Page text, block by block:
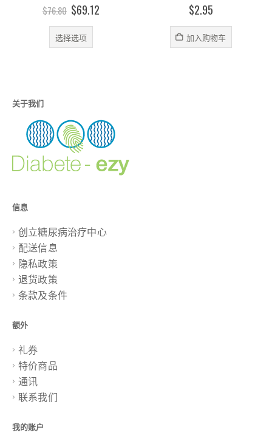
out of 5
$76.80 原
价
为：
$76.80。
$69.12
选择选项
本产品有多种变体。 可在产品页面上选择这些选项
5.00 out of 5
$2.95
加入购物车
关于我们
信息
创立糖尿病治疗中心
配送信息
隐私政策
退货政策
条款及条件
额外
礼券
特价商品
通讯
联系我们
我的账户